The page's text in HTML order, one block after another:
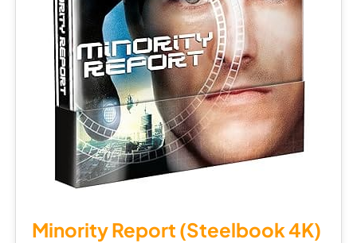
Minority Report (Steelbook 4K)